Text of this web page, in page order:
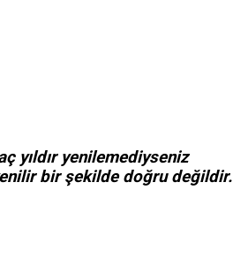
yıldır yenilemediyseniz
bir şekilde doğru değildir.